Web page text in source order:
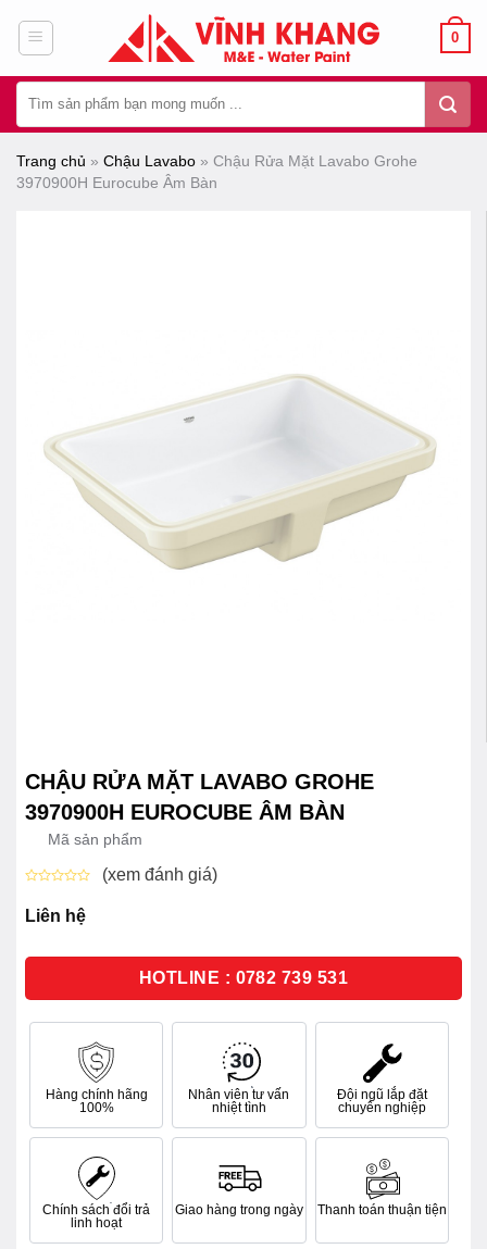
dung
0
kiếm:
Trang chủ » Chậu Lavabo » Chậu Rửa Mặt Lavabo Grohe
3970900H Eurocube Âm Bàn
CHẬU RỬA MẶT LAVABO GROHE
3970900H EUROCUBE ÂM BÀN
Mã sản phẩm
xếp
hạng
sao
(xem đánh giá)
Liên hệ
HOTLINE : 0782 739 531
Hàng chính hãng
100%
Nhân viên tư vấn
nhiệt tình
Đội ngũ lắp đặt
chuyên nghiệp
Chính sách đổi trả
linh hoạt
Giao hàng trong ngày Thanh toán thuận tiện